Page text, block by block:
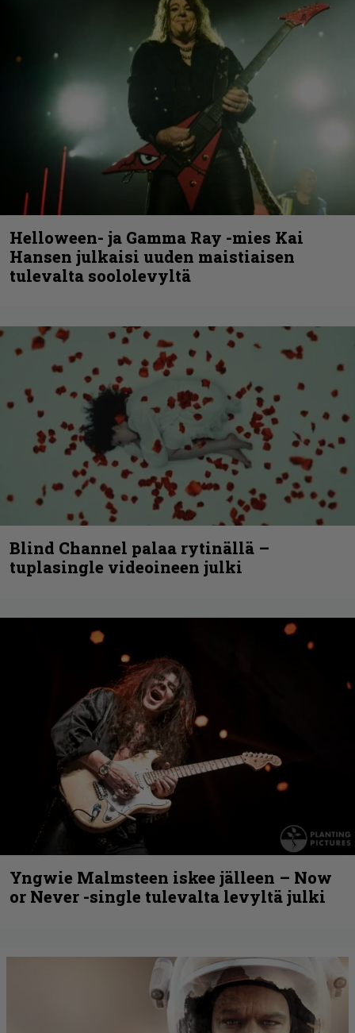
Helloween- ja Gamma Ray -mies Kai
Hansen julkaisi uuden maistiaisen
tulevalta soololevyltä
Blind Channel palaa rytinällä –
tuplasingle videoineen julki
Yngwie Malmsteen iskee jälleen – Now
or Never -single tulevalta levyltä julki